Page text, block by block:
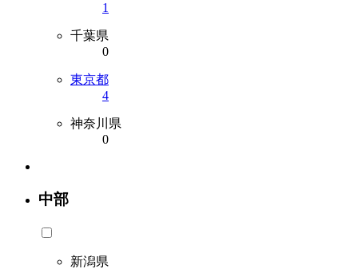
1
千葉県
0
東京都
4
神奈川県
0
中部
新潟県